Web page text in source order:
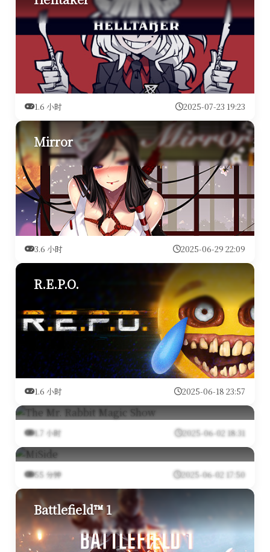
1.6 小时 2025-07-23 19:23
Mirror
3.6 小时 2025-06-29 22:09
R.E.P.O.
1.6 小时 2025-06-18 23:57
The Mr. Rabbit Magic Show
1.7 小时 2025-06-02 18:31
MiSide
55 分钟 2025-06-02 17:50
Battlefield™ 1